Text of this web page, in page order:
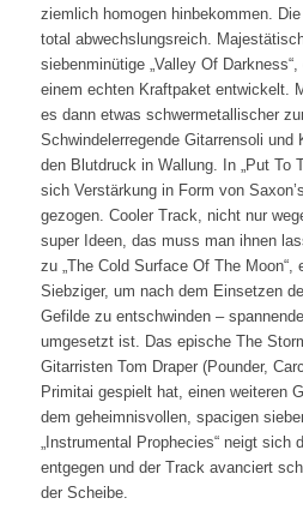
ziemlich homogen hinbekommen.
total abwechslungsreich.
siebenminütige „Valley Of
einem echten Kraftpaket entwickelt.
es dann etwas schwermetallischer
Schwindelerregende Gitarrensoli und
den Blutdruck in Wallung. In „Put To
sich Verstärkung in Form von
gezogen. Cooler Track, nicht nur
super Ideen, das muss man ihnen
zu „The Cold Surface Of The
Siebziger, um nach dem Einsetzen
Gefilde zu entschwinden –
umgesetzt ist. Das epische The
Gitarristen Tom Draper (Pounder,
Primitai gespielt hat, einen weiteren
dem geheimnisvollen, spacigen
„Instrumental Prophecies“ neigt sich
entgegen und der Track avanciert
der Scheibe.